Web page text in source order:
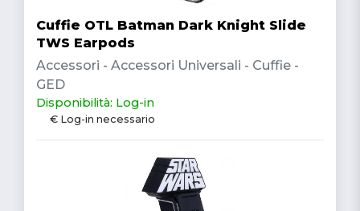
Cuffie OTL Batman Dark Knight Slide
TWS Earpods
Accessori - Accessori Universali - Cuffie -
GED
Disponibilità: Log-in
€ Log-in necessario